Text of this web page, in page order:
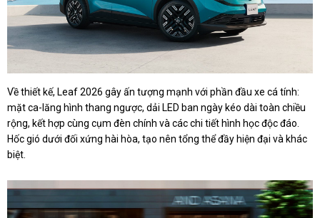
Về thiết kế, Leaf 2026 gây ấn tượng mạnh với phần đầu xe cá tính:
mặt ca-lăng hình thang ngược, dải LED ban ngày kéo dài toàn chiều
rộng, kết hợp cùng cụm đèn chính và các chi tiết hình học độc đáo.
Hốc gió dưới đối xứng hài hòa, tạo nên tổng thể đầy hiện đại và khác
biệt.